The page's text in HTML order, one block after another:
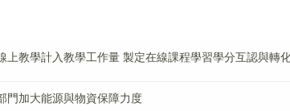
上教學計入教學工作量 製定在線課程學習學分互認與轉
門加大能源與物資保障力度